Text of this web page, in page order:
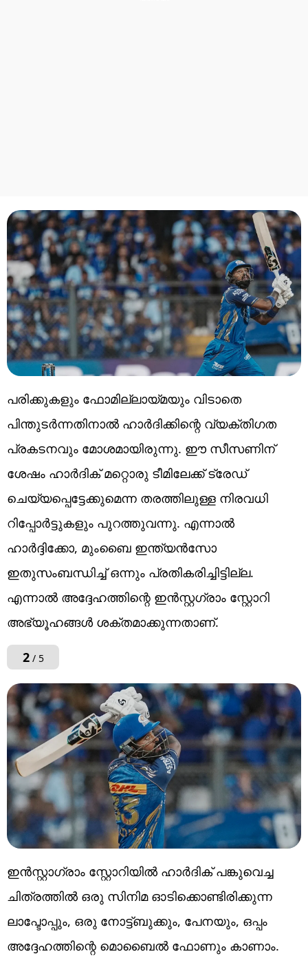
പരിക്കുകളും ഫോമില്ലായ്മയും വിടാതെ
പിന്തുടർന്നതിനാൽ ഹാർദിക്കിന്റെ വ്യക്തിഗത
പ്രകടനവും മോശമായിരുന്നു. ഈ സീസണിന്
ശേഷം ഹാർദിക് മറ്റൊരു ടീമിലേക്ക് ട്രേഡ്
ചെയ്യപ്പെട്ടേക്കുമെന്ന തരത്തിലുള്ള നിരവധി
റിപ്പോർട്ടുകളും പുറത്തുവന്നു. എന്നാല്‍
ഹാര്‍ദ്ദിക്കോ, മുംബൈ ഇന്ത്യന്‍സോ
ഇതുസംബന്ധിച്ച് ഒന്നും പ്രതികരിച്ചിട്ടില്ല.
എന്നാല്‍ അദ്ദേഹത്തിന്റെ ഇന്‍സ്റ്റഗ്രാം സ്റ്റോറി
അഭ്യൂഹങ്ങള്‍ ശക്തമാക്കുന്നതാണ്.
2/ 5
ഇൻസ്റ്റാഗ്രാം സ്റ്റോറിയിൽ ഹാർദിക് പങ്കുവെച്ച
ചിത്രത്തിൽ ഒരു സിനിമ ഓടിക്കൊണ്ടിരിക്കുന്ന
ലാപ്ടോപ്പും, ഒരു നോട്ട്ബുക്കും, പേനയും, ഒപ്പം
അദ്ദേഹത്തിന്റെ മൊബൈൽ ഫോണും കാണാം.